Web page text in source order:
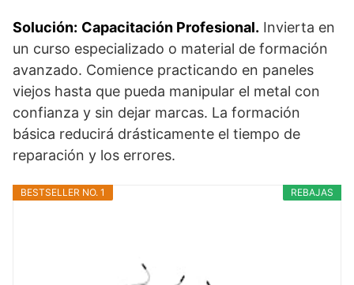
Solución: Capacitación Profesional. Invierta en
un curso especializado o material de formación
avanzado. Comience practicando en paneles
viejos hasta que pueda manipular el metal con
confianza y sin dejar marcas. La formación
básica reducirá drásticamente el tiempo de
reparación y los errores.
REBAJAS
BESTSELLER NO. 1